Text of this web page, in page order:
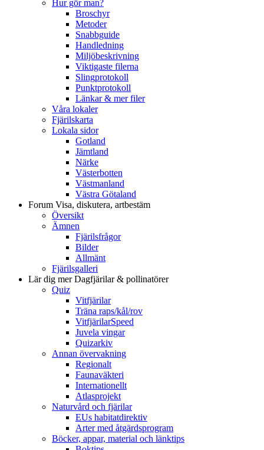
Hur gör man?
Broschyr
Metoder
Snabbguide
Handledning
Miljöbeskrivning
Viktigaste filerna
Slingprotokoll
Punktprotokoll
Länkar & mer filer
Våra lokaler
Fjärilskarta
Lokala sidor
Gotland
Jämtland
Närke
Västerbotten
Västmanland
Västra Götaland
Forum Visa, diskutera, artbestäm
Översikt
Ämnen
Fjärilsfrågor
Bilder
Allmänt
Fjärilsgalleri
Lär dig merDagfjärilar & pollinatörer
Quiz
Vitfjärilar
Träna raps/kål/rov
VitfjärilarSpeed
Juvela vingar
Quizarkiv
Annan övervakning
Regionalt
Faunaväkteri
Internationellt
Atlasprojekt
Naturvård och fjärilar
EUs habitatdirektiv
Arter med åtgärdsprogram
Böcker, appar, material och länktips